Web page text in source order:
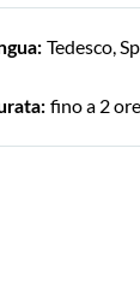
Tedesco,
fino a 2 ore